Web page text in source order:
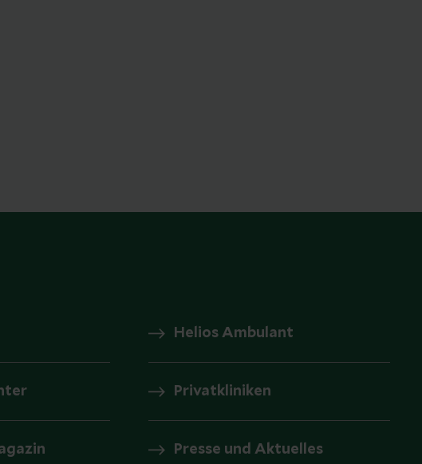
Helios Ambulant
Privatkliniken
Presse und Aktuelles